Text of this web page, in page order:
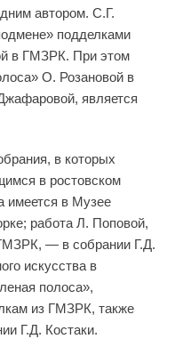
автором. С.Г.
подделками
в ГМЗРК. При этом
О. Розановой в
является
в которых
в ростовском
имеется в Музее
работа Л. Поповой,
— в собрании Г.Д.
искусства в
полоса»,
из ГМЗРК, также
Г.Д. Костаки.